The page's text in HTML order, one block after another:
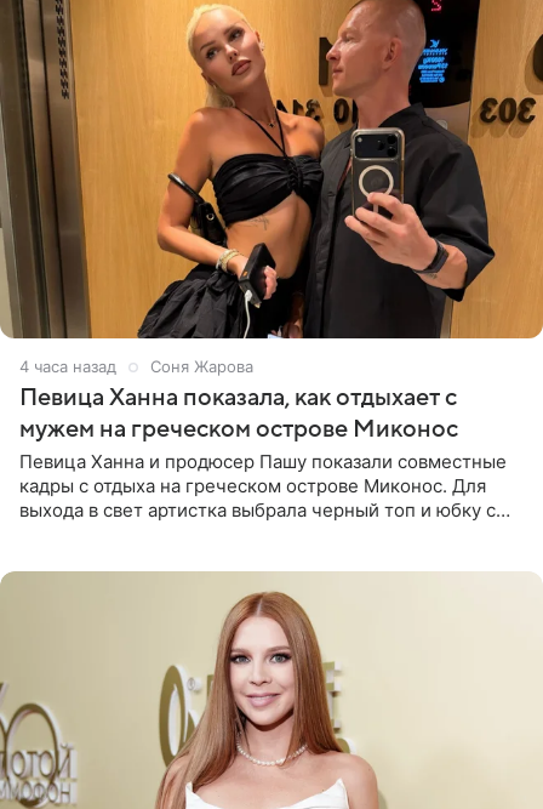
4 часа назад Соня Жарова
Певица Ханна показала, как отдыхает с
мужем на греческом острове Миконос
Певица Ханна и продюсер Пашу показали совместные
кадры с отдыха на греческом острове Миконос. Для
выхода в свет артистка выбрала черный топ и юбку с